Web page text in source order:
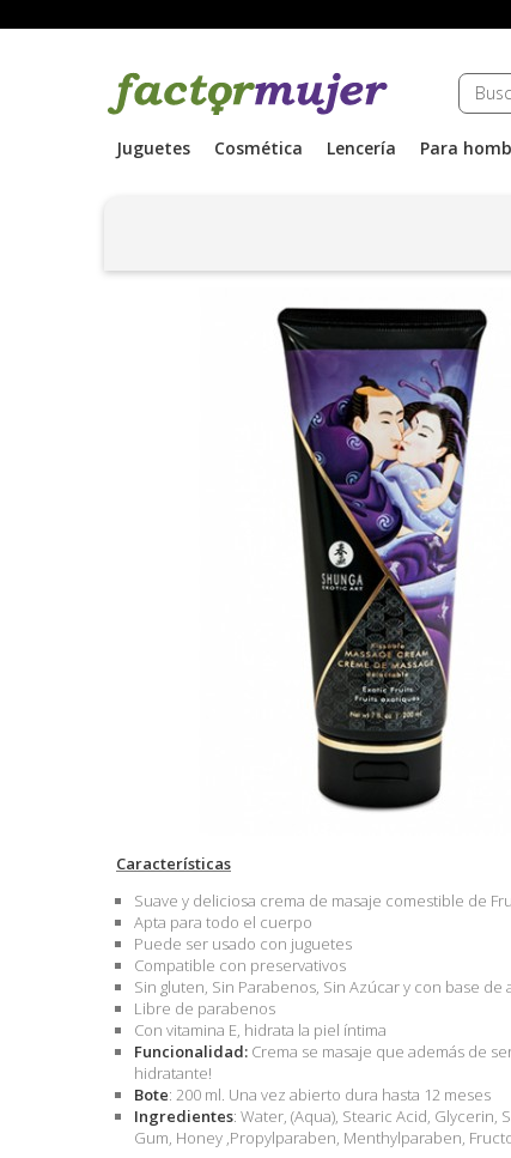
Juguetes Cosmética Lencería Para
Características
Suave y deliciosa crema de masaje comestible de
Apta para todo el cuerpo
Puede ser usado con juguetes
Compatible con preservativos
Sin gluten, Sin Parabenos, Sin Azúcar y con base
Libre de parabenos
Con vitamina E, hidrata la piel íntima
Funcionalidad: Crema se masaje que además de
hidratante!
Bote: 200 ml. Una vez abierto dura hasta 12 meses
Ingredientes: Water, (Aqua), Stearic Acid, Glycerin,
Gum, Honey ,Propylparaben, Menthylparaben,